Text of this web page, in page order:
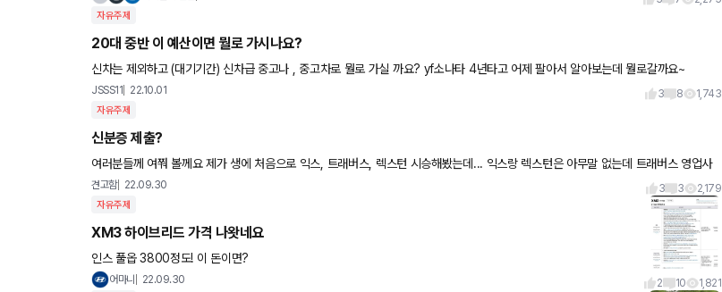
자유주제
20대 중반 이 예산이면 뭘로 가시나요?
신차는 제외하고 (대기기간) 신차급 중고나 , 중고차로 뭘로 가실 까요? yf소나타 4년타고 어제 팔아서 알아보는데 뭘로갈까요~
JSSS11 22.10.01 3 8 1,743
자유주제
신분증 제출?
여러분들께 여쭤 볼께요 제가 생에 처음으로 익스, 트래버스, 렉스턴 시승해봤는데... 익스랑 렉스턴은 아무말 없는데 트래버스 영업사
원은 시승후에 신분증을 요구하네요 고객신분증을 복사해야한다면서...
견고함 22.09.30 3 3 2,179
자유주제
XM3 하이브리드 가격 나왓네요
인스 풀옵 3800정도! 이 돈이면?
어마니 22.09.30 2 10 1,821